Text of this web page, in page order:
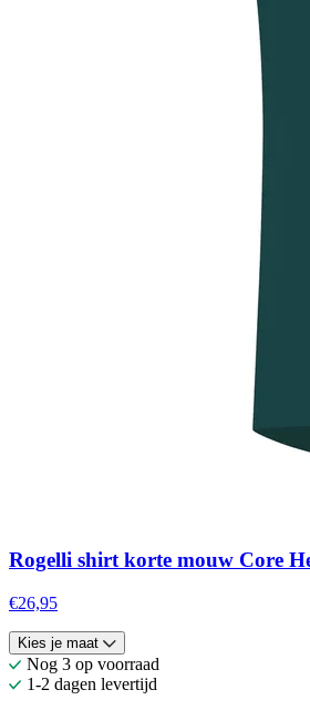
Rogelli shirt korte mouw Core
€26,95
Kies je maat
Nog 3 op voorraad
1-2 dagen levertijd